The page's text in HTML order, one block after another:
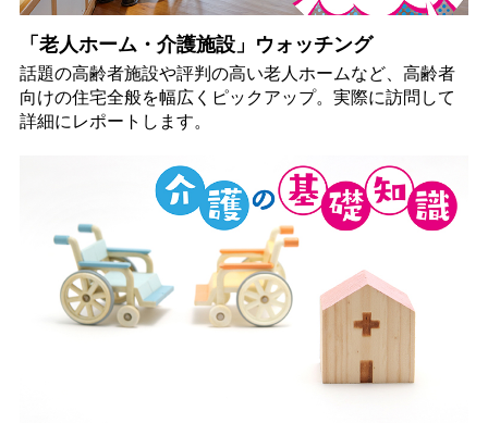
「老人ホーム・介護施設」ウォッチング
話題の高齢者施設や評判の高い老人ホームなど、高齢者
向けの住宅全般を幅広くピックアップ。実際に訪問して
詳細にレポートします。